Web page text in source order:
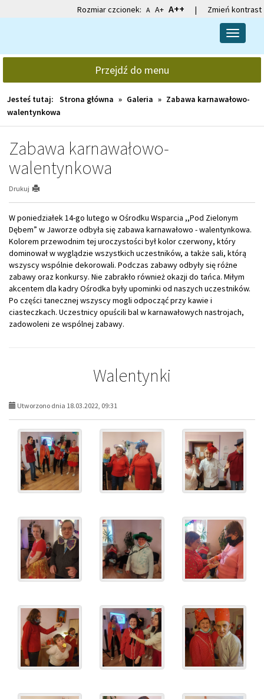
do
do
Rozmiar czcionek: A A+ A++ | Zmień kontrast
Przełącz
Przejdź do menu
Jesteś tutaj: Strona główna » Galeria » Zabawa karnawałowo-
walentynkowa
Zabawa karnawałowo-
walentynkowa
Drukuj
W poniedziałek 14-go lutego w Ośrodku Wsparcia ,,Pod Zielonym
Dębem” w Jaworze odbyła się zabawa karnawałowo - walentynkowa.
Kolorem przewodnim tej uroczystości był kolor czerwony, który
dominował w wyglądzie wszystkich uczestników, a także sali, którą
wszyscy wspólnie dekorowali. Podczas zabawy odbyły się różne
zabawy oraz konkursy. Nie zabrakło również okazji do tańca. Miłym
akcentem dla kadry Ośrodka były upominki od naszych uczestników.
Po części tanecznej wszyscy mogli odpocząć przy kawie i
ciasteczkach. Uczestnicy opuścili bal w karnawałowych nastrojach,
zadowoleni ze wspólnej zabawy.
Walentynki
Utworzono dnia 18.03.2022, 09:31